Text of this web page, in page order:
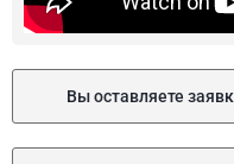
Вы оставляете